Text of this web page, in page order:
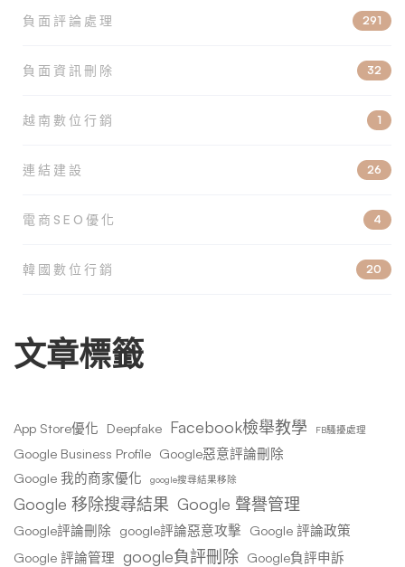
負面評論處理 291
負面資訊刪除 32
越南數位行銷 1
連結建設 26
電商SEO優化 4
韓國數位行銷 20
文章標籤
App Store優化 Deepfake Facebook檢舉教學 FB騷擾處理
Google Business Profile Google惡意評論刪除
Google 我的商家優化
google搜尋結果移除
Google 移除搜尋結果 Google 聲譽管理
Google評論刪除 google評論惡意攻擊 Google 評論政策
Google 評論管理 google負評刪除 Google負評申訴